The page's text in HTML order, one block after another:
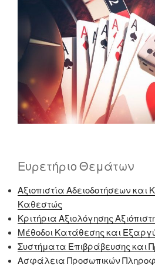
Ευρετήριο Θεμάτων
Αξιοπιστία Αδειοδοτήσεων και
Καθεστώς
Κριτήρια Αξιολόγησης
Μέθοδοι Κατάθεσης και
Συστήματα Επιβράβευσης και
Ασφάλεια Προσωπικών